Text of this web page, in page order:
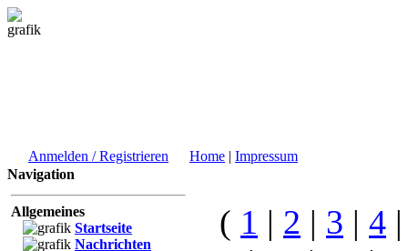
Anmelden / Registrieren Home | Impressum
Navigation
Allgemeines
Startseite
Nachrichten
( 1 | 2 | 3 | 4